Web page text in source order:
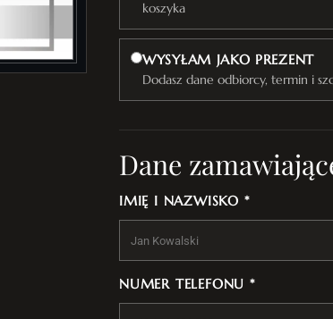
koszyka
WYSYŁAM JAKO PREZENT
Dodasz dane odbiorcy, termin i
Dane
IMIĘ I NAZWISKO *
NUMER TELEFONU *